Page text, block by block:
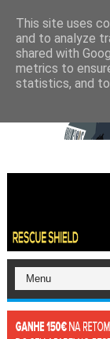
This site uses
and to analyze
shared with
metrics to
statistics, and